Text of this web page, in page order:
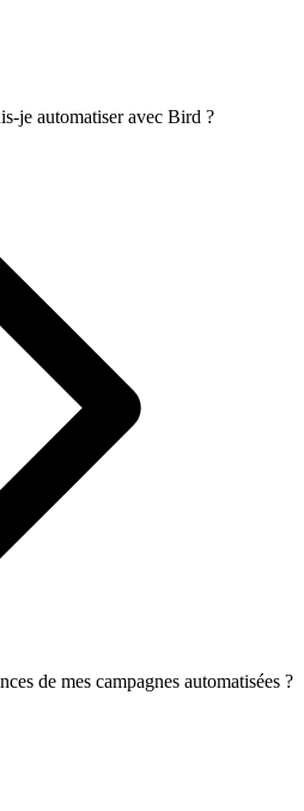
je automatiser avec Bird ?
de mes campagnes automatisées ?